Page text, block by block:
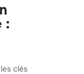
:
clés.